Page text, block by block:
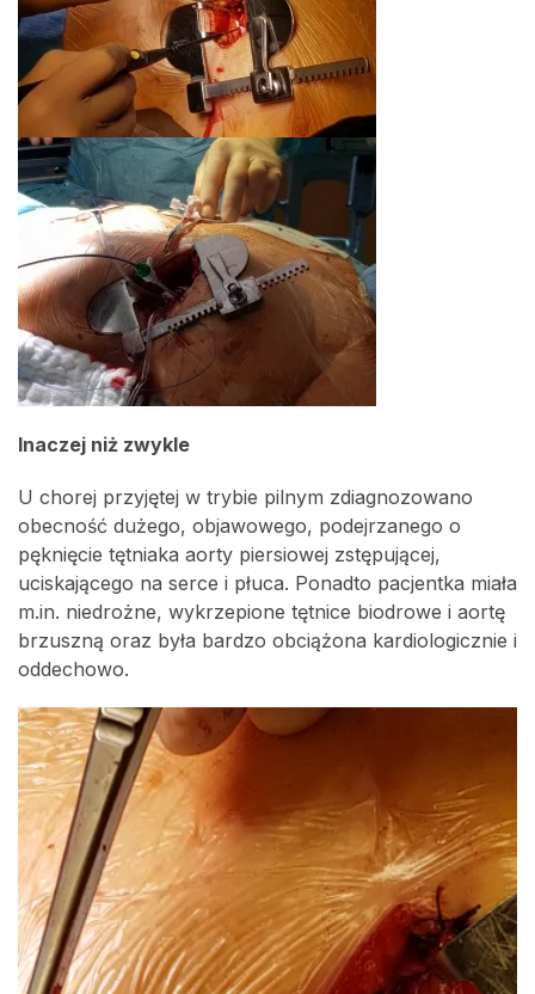
Inaczej niż zwykle
U chorej przyjętej w trybie pilnym zdiagnozowano
obecność dużego, objawowego, podejrzanego o
pęknięcie tętniaka aorty piersiowej zstępującej,
uciskającego na serce i płuca. Ponadto pacjentka miała
m.in. niedrożne, wykrzepione tętnice biodrowe i aortę
brzuszną oraz była bardzo obciążona kardiologicznie i
oddechowo.
Odtwarzacz
video